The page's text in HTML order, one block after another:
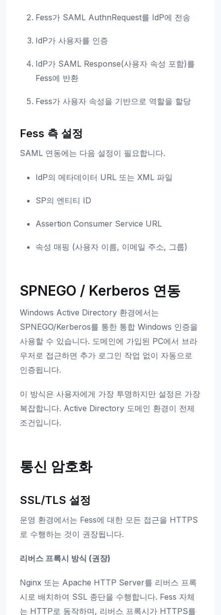
Fess가 SAML AuthnRequest를 IdP에 전송
IdP가 사용자를 인증
IdP가 SAML Response(사용자 속성 포함)를
Fess에 반환
Fess가 사용자 속성을 기반으로 역할을 할당
Fess 측 설정
SAML 연동에는 다음 설정이 필요합니다.
IdP의 메타데이터 URL 또는 XML 파일
SP의 엔티티 ID
Assertion Consumer Service URL
속성 매핑 (사용자 이름, 이메일 주소, 그룹)
SPNEGO / Kerberos 연동
Windows Active Directory 환경에서는
SPNEGO/Kerberos를 통한 통합 Windows 인증을
사용할 수 있습니다. 도메인에 가입된 PC에서 브라
우저로 접근하면 추가 로그인 작업 없이 자동으로
인증됩니다.
이 방식은 사용자에게 가장 투명하지만 설정은 가장
복잡합니다. Active Directory 도메인 환경이 전제
조건입니다.
통신 암호화
SSL/TLS 설정
운영 환경에서는 Fess에 대한 모든 접근을 HTTPS
로 수행하는 것이 권장됩니다.
리버스 프록시 방식 (권장)
Nginx 또는 Apache HTTP Server를 리버스 프록
시로 배치하여 SSL 종단을 수행합니다. Fess 자체
는 HTTP로 동작하며, 리버스 프록시가 HTTPS를